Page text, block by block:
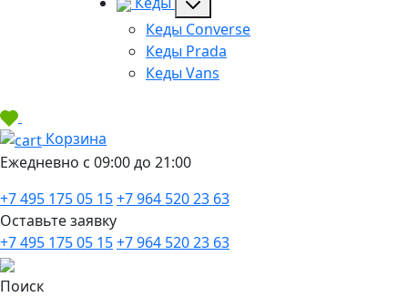
Кеды Converse
Кеды Prada
Кеды Vans
Корзина
Ежедневно с 09:00 до 21:00
+7 495 175 05 15+7 964 520 23 63
Оставьте заявку
+7 495 175 05 15+7 964 520 23 63
Поиск